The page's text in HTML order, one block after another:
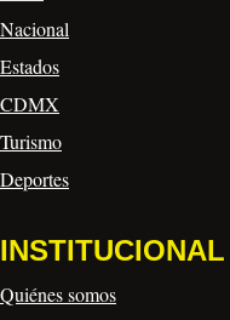
Nacional
Estados
CDMX
Turismo
Deportes
INSTITUCIONAL
Quiénes somos